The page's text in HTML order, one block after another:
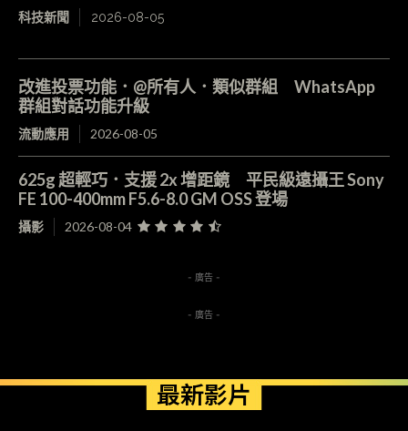
科技新聞 2026-08-05
改進投票功能．@所有人．類似群組 WhatsApp
群組對話功能升級
流動應用 2026-08-05
625g 超輕巧．支援 2x 增距鏡 平民級遠攝王 Sony
FE 100-400mm F5.6-8.0 GM OSS 登場
攝影 2026-08-04
- 廣告 -
- 廣告 -
最新影片